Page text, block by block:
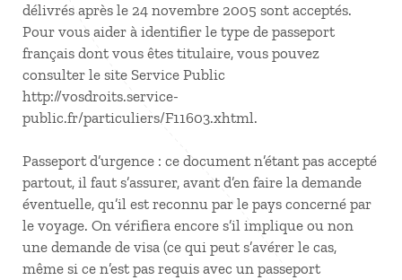
délivrés après le 24 novembre 2005 sont acceptés.
Pour vous aider à identifier le type de passeport
français dont vous êtes titulaire, vous pouvez
consulter le site Service Public
http://vosdroits.service-
public.fr/particuliers/F11603.xhtml.
Passeport d’urgence : ce document n’étant pas accepté
partout, il faut s’assurer, avant d’en faire la demande
éventuelle, qu’il est reconnu par le pays concerné par
le voyage. On vérifiera encore s’il implique ou non
une demande de visa (ce qui peut s’avérer le cas,
même si ce n’est pas requis avec un passeport